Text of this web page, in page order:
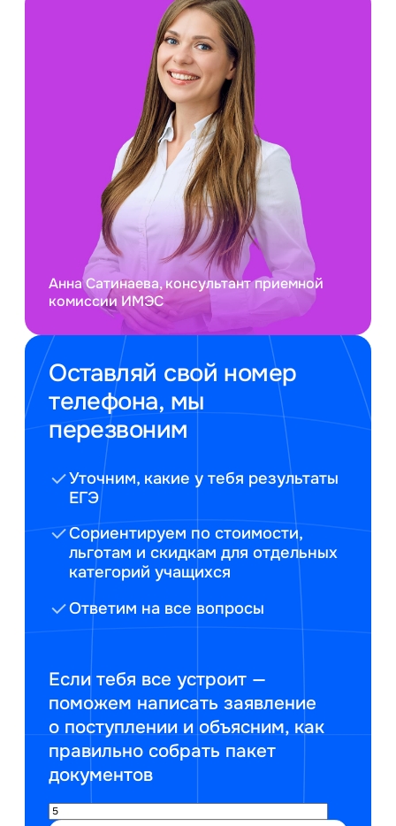
Оставляй свой номер
телефона, мы
перезвоним
Уточним, какие у тебя результаты
ЕГЭ
Сориентируем по стоимости,
льготам и скидкам для отдельных
категорий учащихся
Ответим на все вопросы
Если тебя все устроит —
поможем написать заявление
о поступлении и объясним, как
правильно собрать пакет
документов
Анна Сатинаева, консультант приемной
комиссии ИМЭС